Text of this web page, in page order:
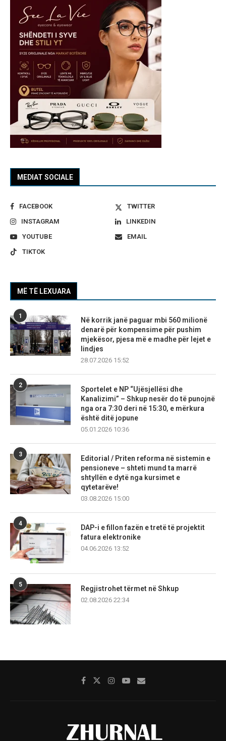
MEDIAT SOCIALE
FACEBOOK
TWITTER
INSTAGRAM
LINKEDIN
YOUTUBE
EMAIL
TIKTOK
MË TË LEXUARA
1
Në korrik janë paguar mbi 560 milionë
denarë për kompensime për pushim
mjekësor, pjesa më e madhe për lejet e
lindjes
28.07.2026 15:52
2
Sportelet e NP “Ujësjellësi dhe
Kanalizimi” – Shkup nesër do të punojnë
nga ora 7:30 deri në 15:30, e mërkura
është ditë jopune
05.01.2026 10:36
3
Editorial / Priten reforma në sistemin e
pensioneve – shteti mund ta marrë
shtyllën e dytë nga kursimet e
qytetarëve!
03.08.2026 15:00
4
DAP-i e fillon fazën e tretë të projektit
fatura elektronike
04.06.2026 13:52
5
Regjistrohet tërmet në Shkup
02.08.2026 22:34